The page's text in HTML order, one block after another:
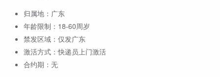
归属地：广东
年龄限制：18-60周岁
禁发区域：仅发广东
激活方式：快递员上门激活
合约期：无